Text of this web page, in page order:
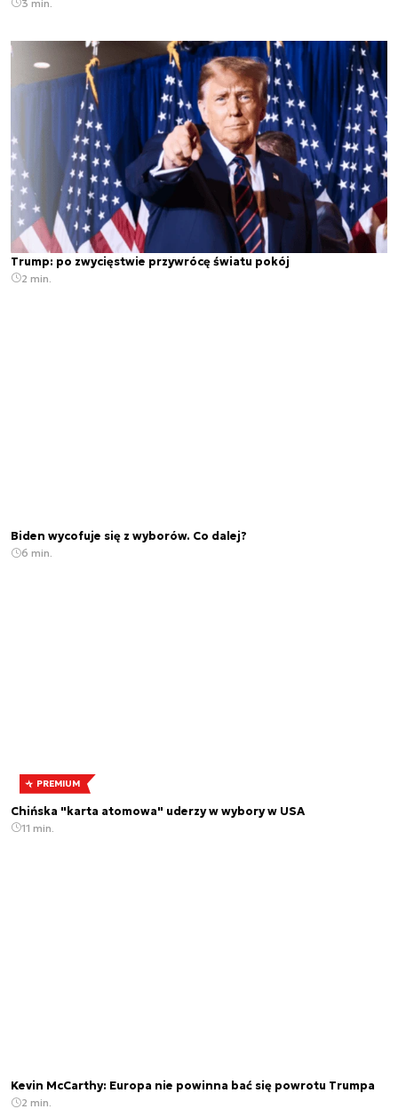
3 min.
Trump: po zwycięstwie przywrócę światu pokój
2 min.
Biden wycofuje się z wyborów. Co dalej?
6 min.
PREMIUM
Chińska "karta atomowa" uderzy w wybory w USA
11 min.
Kevin McCarthy: Europa nie powinna bać się powrotu Trumpa
2 min.